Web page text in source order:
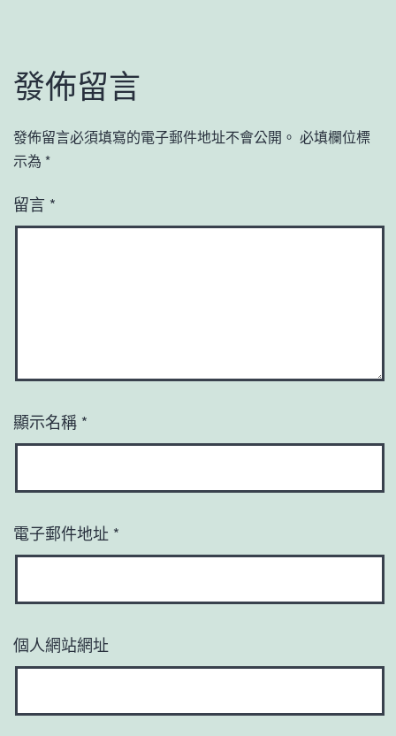
發佈留言
發佈留言必須填寫的電子郵件地址不會公開。 必填欄位標
示為 *
留言 *
顯示名稱 *
電子郵件地址 *
個人網站網址